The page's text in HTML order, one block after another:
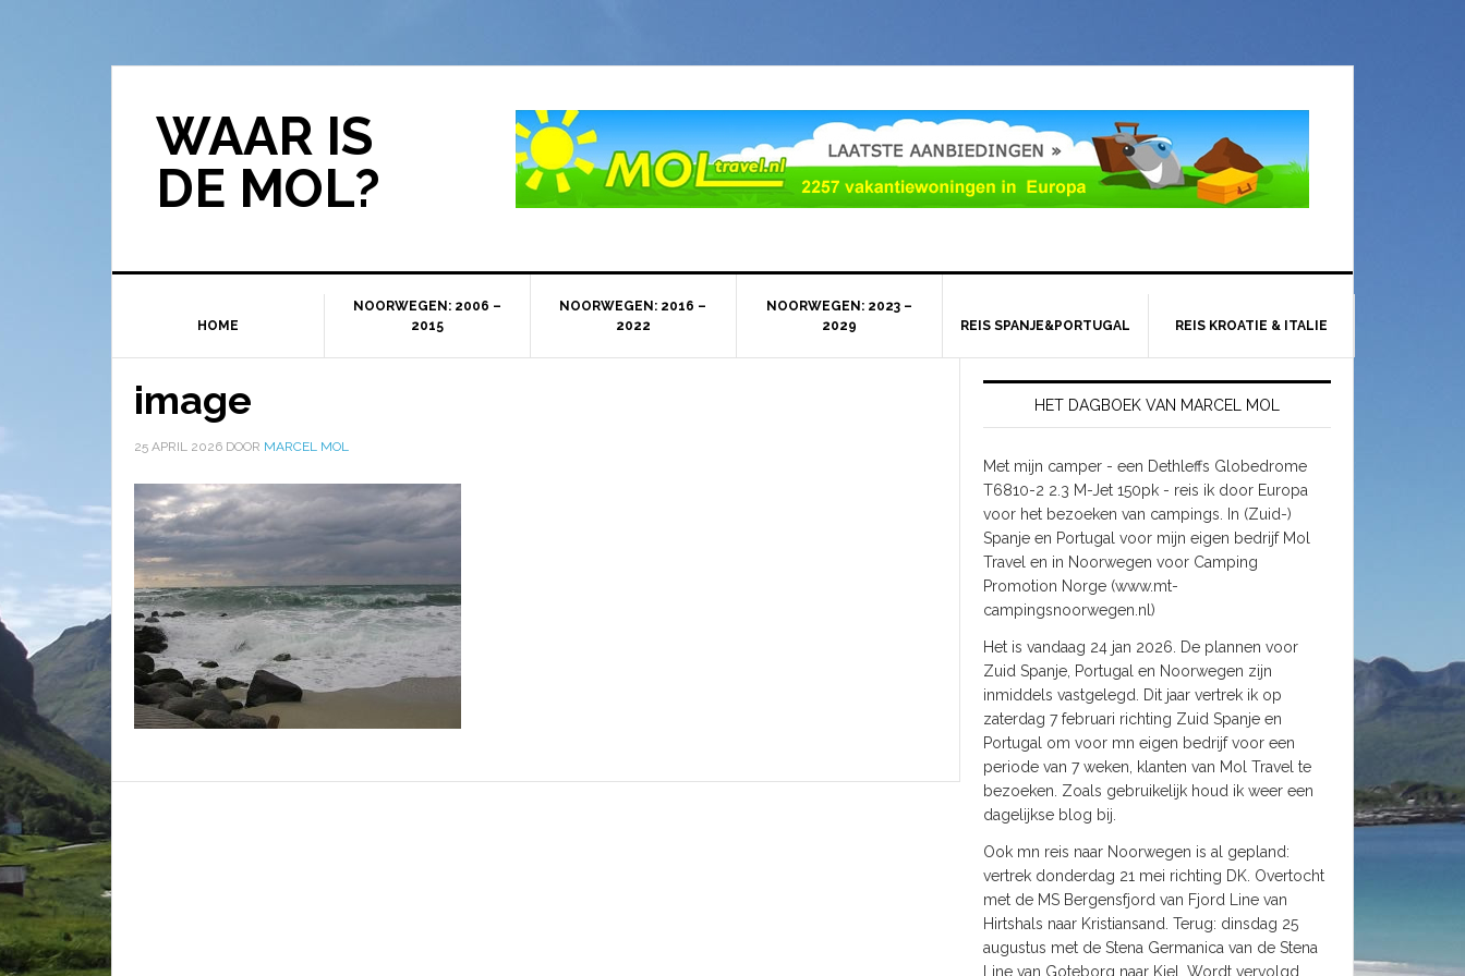
WAAR IS
DE MOL?
HOME
NOORWEGEN: 2006 –
2015
NOORWEGEN: 2016 –
2022
NOORWEGEN: 2023 –
2029
REIS SPANJE&PORTUGAL REIS KROATIE & ITALIE
image
25 APRIL 2026 DOOR MARCEL MOL
HET DAGBOEK VAN MARCEL MOL
Met mijn camper - een Dethleffs Globedrome
T6810-2 2.3 M-Jet 150pk - reis ik door Europa
voor het bezoeken van campings. In (Zuid-)
Spanje en Portugal voor mijn eigen bedrijf Mol
Travel en in Noorwegen voor Camping
Promotion Norge (www.mt-
campingsnoorwegen.nl)
Het is vandaag 24 jan 2026. De plannen voor
Zuid Spanje, Portugal en Noorwegen zijn
inmiddels vastgelegd. Dit jaar vertrek ik op
zaterdag 7 februari richting Zuid Spanje en
Portugal om voor mn eigen bedrijf voor een
periode van 7 weken, klanten van Mol Travel te
bezoeken. Zoals gebruikelijk houd ik weer een
dagelijkse blog bij.
Ook mn reis naar Noorwegen is al gepland:
vertrek donderdag 21 mei richting DK. Overtocht
met de MS Bergensfjord van Fjord Line van
Hirtshals naar Kristiansand. Terug: dinsdag 25
augustus met de Stena Germanica van de Stena
Line van Goteborg naar Kiel. Wordt vervolgd.